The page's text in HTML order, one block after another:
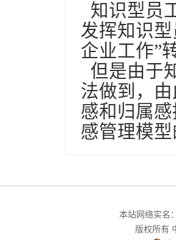
知识型员
发挥知识
企业工作”
但是由于
法做到，
感和归属
感管理模
本站网络实名
版权所有